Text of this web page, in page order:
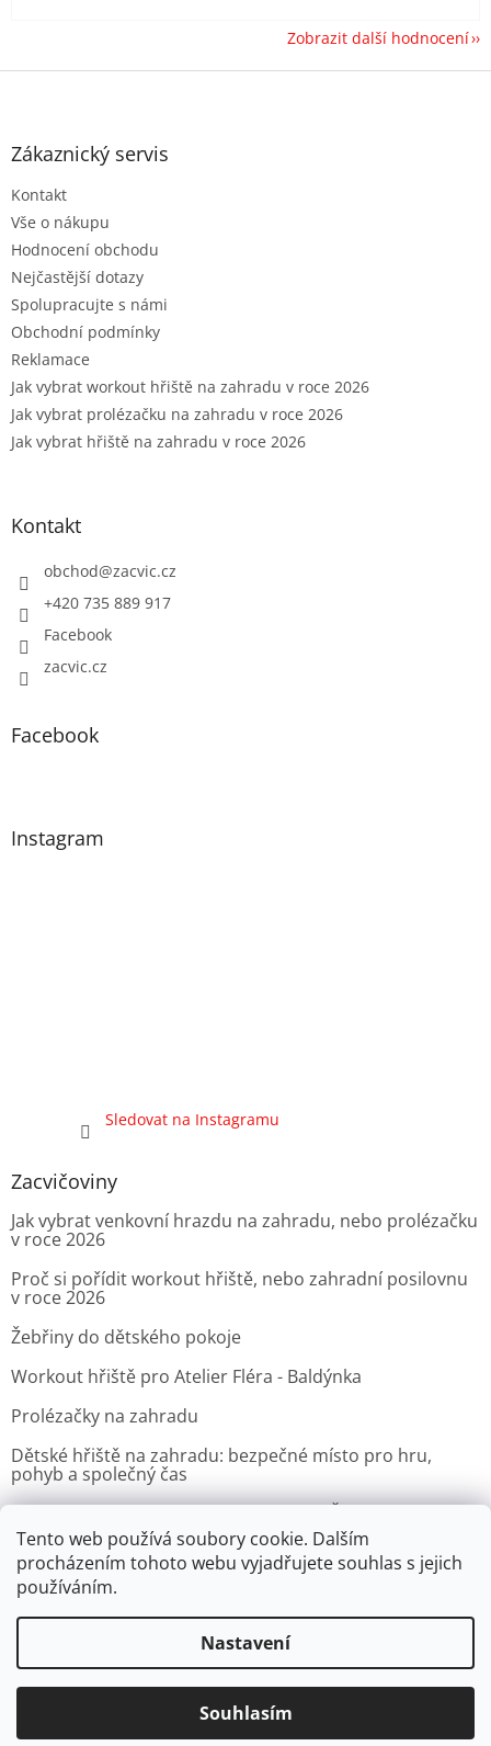
Tento web používá soubory cookie. Dalším
procházením tohoto webu vyjadřujete souhlas s jejich
používáním.
Nastavení
Souhlasím
Zobrazit další hodnocení
Z
Zákaznický servis
Kontakt
Vše o nákupu
Hodnocení obchodu
Nejčastější dotazy
Spolupracujte s námi
Obchodní podmínky
Reklamace
Jak vybrat workout hřiště na zahradu v roce 2026
Jak vybrat prolézačku na zahradu v roce 2026
Jak vybrat hřiště na zahradu v roce 2026
Kontakt
obchod@zacvic.cz
+420 735 889 917
Facebook
zacvic.cz
Facebook
Instagram
Sledovat na Instagramu
Zacvičoviny
Jak vybrat venkovní hrazdu na zahradu, nebo prolézačku
v roce 2026
Proč si pořídit workout hřiště, nebo zahradní posilovnu
v roce 2026
Žebřiny do dětského pokoje
Workout hřiště pro Atelier Fléra - Baldýnka
Prolézačky na zahradu
Dětské hřiště na zahradu: bezpečné místo pro hru,
pohyb a společný čas
republiky v Praze
ARCHIV
Vytvořil Shoptet
Zacvic.cz - Venkovní hrazdy, prolézačky